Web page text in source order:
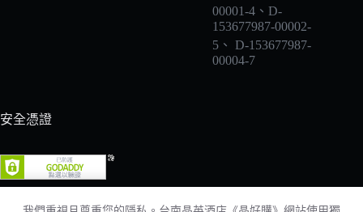
00001-4、D-
153677987-00002-
5、 D-153677987-
00004-7
安全憑證